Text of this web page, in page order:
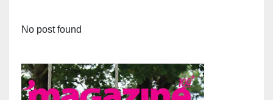
No post found